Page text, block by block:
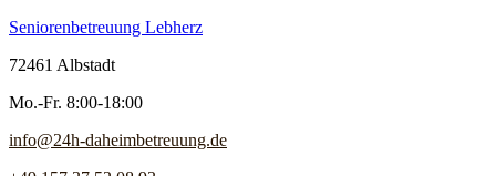
Seniorenbetreuung Lebherz
72461 Albstadt
Mo.-Fr. 8:00-18:00
info@24h-daheimbetreuung.de